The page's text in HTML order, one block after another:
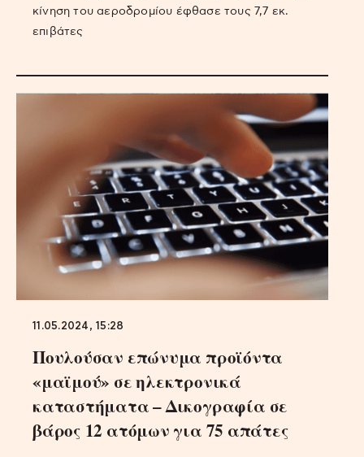
κίνηση του αεροδρομίου έφθασε τους 7,7 εκ.
επιβάτες
11.05.2024, 15:28
Πουλούσαν επώνυμα προϊόντα
«μαϊμού» σε ηλεκτρονικά
καταστήματα – Δικογραφία σε
βάρος 12 ατόμων για 75 απάτες